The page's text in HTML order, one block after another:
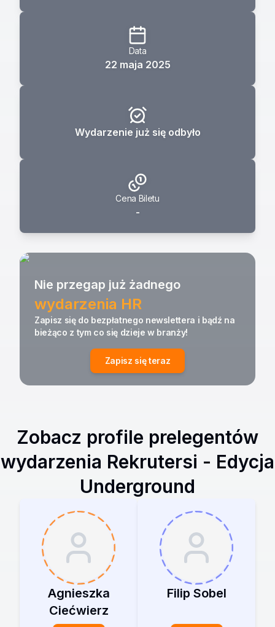
Data
22 maja 2025
Wydarzenie już się odbyło
Cena Biletu
-
Nie przegap już żadnego
wydarzenia HR
Zapisz się do bezpłatnego newslettera i bądź na
bieżąco z tym co się dzieje w branży!
Zapisz się teraz
Zobacz profile prelegentów
wydarzenia Rekrutersi - Edycja
Underground
Agnieszka
Ciećwierz
Filip Sobel